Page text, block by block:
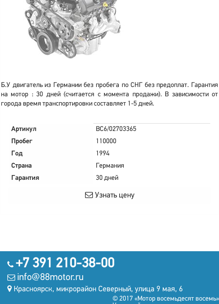
Б.У двигатель из Германии без пробега по СНГ без предоплат. Гарантия
на мотор : 30 дней (считается с момента продажи). В зависимости от
города время транспортировки составляет 1-5 дней.
Артикул
BC6/02703365
Пробег
110000
Год
1994
Страна
Германия
Гарантия
30 дней
Узнать цену
+7 391 210-38-00
info@88motor.ru
Красноярск, микрорайон Северный, улица 9 мая, 6
© 2017 «Мотор восемьдесят восемь»